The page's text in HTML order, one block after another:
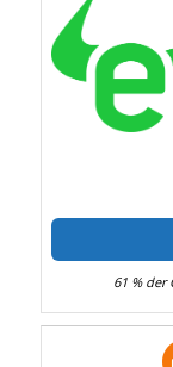
61 % der